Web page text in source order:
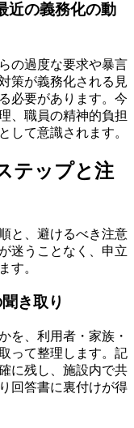
近の義務化の動
の過度な要求や暴言
策が義務化される見
必要があります。今
、職員の精神的負担
して意識されます。
テップと注
と、避けるべき注意
迷うことなく、申立
す。
き取り
を、利用者・家族・
って整理します。記
に残し、施設内で共
回答書に裏付けが得